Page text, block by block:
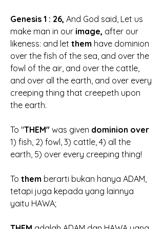
Genesis 1 : 26, And God said, Let us
make man in our image, after our
likeness: and let them have dominion
over the fish of the sea, and over the
fowl of the air, and over the cattle,
and over all the earth, and over every
creeping thing that creepeth upon
the earth.
To "THEM" was given
1) fish, 2) fowl, 3) cattle, 4) all the
earth, 5) over every creeping thing!
To them berarti bukan hanya ADAM,
tetapi juga kepada yang lainnya
yaitu HAWA;